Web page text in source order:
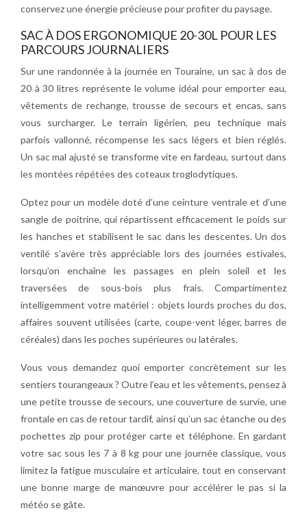
conservez une énergie précieuse pour profiter du paysage.
SAC À DOS ERGONOMIQUE 20-30L POUR LES
PARCOURS JOURNALIERS
Sur une randonnée à la journée en Touraine, un sac à dos de
20 à 30 litres représente le volume idéal pour emporter eau,
vêtements de rechange, trousse de secours et encas, sans
vous surcharger. Le terrain ligérien, peu technique mais
parfois vallonné, récompense les sacs légers et bien réglés.
Un sac mal ajusté se transforme vite en fardeau, surtout dans
les montées répétées des coteaux troglodytiques.
Optez pour un modèle doté d’une ceinture ventrale et d’une
sangle de poitrine, qui répartissent efficacement le poids sur
les hanches et stabilisent le sac dans les descentes. Un dos
ventilé s’avère très appréciable lors des journées estivales,
lorsqu’on enchaîne les passages en plein soleil et les
traversées de sous-bois plus frais. Compartimentez
intelligemment votre matériel : objets lourds proches du dos,
affaires souvent utilisées (carte, coupe-vent léger, barres de
céréales) dans les poches supérieures ou latérales.
Vous vous demandez quoi emporter concrètement sur les
sentiers tourangeaux ? Outre l’eau et les vêtements, pensez à
une petite trousse de secours, une couverture de survie, une
frontale en cas de retour tardif, ainsi qu’un sac étanche ou des
pochettes zip pour protéger carte et téléphone. En gardant
votre sac sous les 7 à 8 kg pour une journée classique, vous
limitez la fatigue musculaire et articulaire, tout en conservant
une bonne marge de manœuvre pour accélérer le pas si la
météo se gâte.